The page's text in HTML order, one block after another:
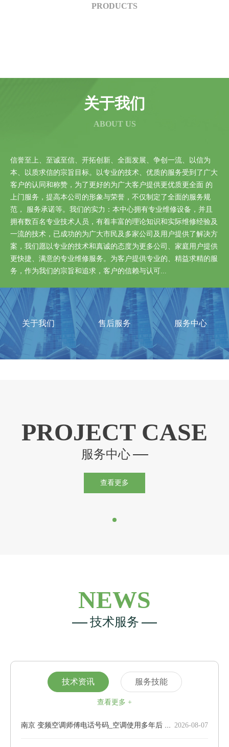
PRODUCTS
关于我们
ABOUT US
信誉至上、至诚至信、开拓创新、全面发展、争创一流、以信为
本、以质求信的宗旨目标。以专业的技术、优质的服务受到了广大
客户的认同和称赞，为了更好的为广大客户提供更优质更全面 的
上门服务，提高本公司的形象与荣誉，不仅制定了全面的服务规
范， 服务承诺等。我们的实力：本中心拥有专业维修设备，并且
拥有数百名专业技术人员，有着丰富的理论知识和实际维修经验及
一流的技术，已成功的为广大市民及多家公司及用户提供了解决方
案，我们愿以专业的技术和真诚的态度为更多公司、家庭用户提供
更快捷、满意的专业维修服务。为客户提供专业的、精益求精的服
务，作为我们的宗旨和追求，客户的信赖与认可...
关于我们 售后服务 服务中心
PROJECT CASE
服务中心
查看更多
NEWS
技术服务
技术资讯 服务技能
查看更多 +
2026-08-07
南京 变频空调师傅电话号码_空调使用多年后 排水流畅辨故障